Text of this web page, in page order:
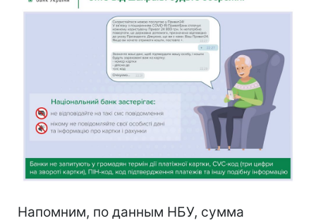
Напомним, по данным НБУ, сумма